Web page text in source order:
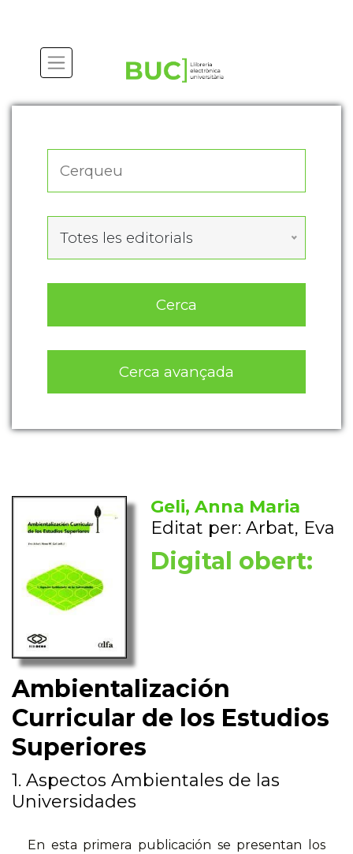
Totes les editorials
Cerca
Cerca avançada
Geli, Anna Maria
Editat per: Arbat, Eva
Digital obert:
Ambientalización
Curricular de los Estudios
Superiores
1. Aspectos Ambientales de las
Universidades
En esta primera publicación se presentan los